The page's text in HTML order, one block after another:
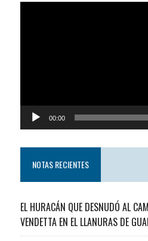
00:00
NOTAS RECIENTES
EL HURACÁN QUE DESNUDÓ AL
VENDETTA EN EL LLANURAS DE